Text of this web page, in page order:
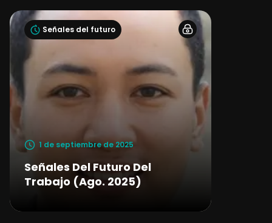
Señales del futuro
1 de septiembre de 2025
Señales Del Futuro Del
Trabajo (Ago. 2025)